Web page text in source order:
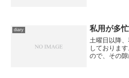
しかもその
diary 私用が多
土曜日以降
しておりま
ので、その